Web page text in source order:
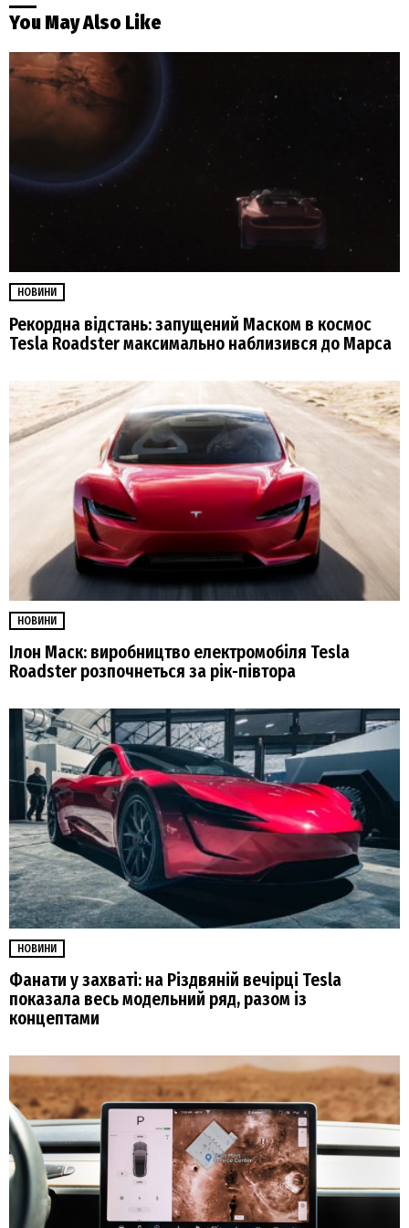
You May Also Like
НОВИНИ
Рекордна відстань: запущений Маском в космос
Tesla Roadster максимально наблизився до Марса
НОВИНИ
Ілон Маск: виробництво електромобіля Tesla
Roadster розпочнеться за рік-півтора
НОВИНИ
Фанати у захваті: на Різдвяній вечірці Tesla
показала весь модельний ряд, разом із
концептами